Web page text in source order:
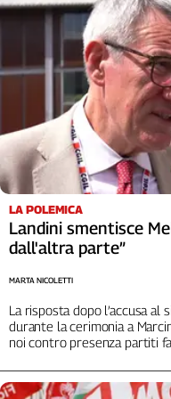
Girasoli
Linea
It
Easy
Inserti
Idea
Diffusa
InFlai
trasmissioni
tv
in
Progress
LA POLEMICA
Landini smentisce
dall'altra parte”
La risposta dopo l’accusa
durante la cerimonia a
noi contro presenza partiti
MARTA NICOLETTI